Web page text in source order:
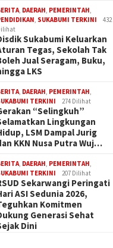
, DAERAH, PEMERINTAH,
, SUKABUMI TERKINI
432
Sukabumi Keluarkan
Tegas, Sekolah Tak
Jual Seragam, Buku,
LKS
, DAERAH, PEMERINTAH,
TERKINI
274 Dilihat
“Selingkuh”
Lingkungan
LSM Dampal Jurig
KKN Nusa Putra Wuj…
, DAERAH, PEMERINTAH,
TERKINI
207 Dilihat
Sekarwangi Peringati
ASI Sedunia 2026,
Komitmen
Generasi Sehat
Dini